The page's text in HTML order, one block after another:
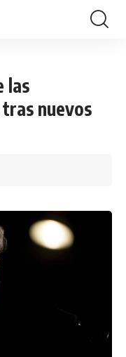
las
nuevos